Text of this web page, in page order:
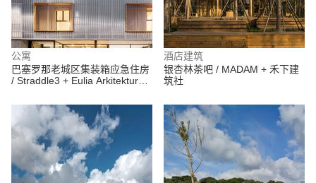
公寓
巴塞罗那老城区集装箱应急住房
/ Straddle3 + Eulia Arkitektura +
酒店建筑
银杏林茶吧 / MADAM + 禾下建
筑社